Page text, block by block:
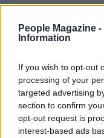
People Magazine -
Information
If you wish to opt-out
processing of your
targeted advertising
section to confirm
opt-out request is
interest-based ads
Continua a
PEOPLE NEWS